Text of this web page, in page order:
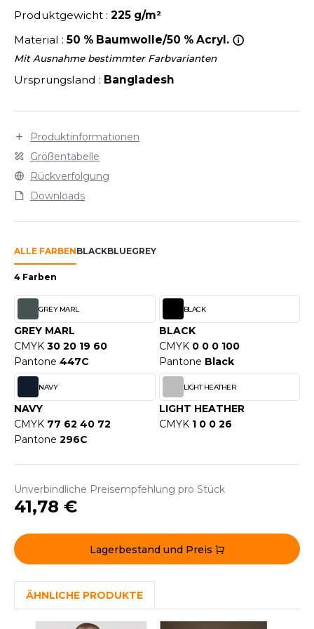
LABEL / TEAR AWAY
OF THE LOOM
OF THE LOOM VINTAGE
- BLANKS
COOL
HOODS
T'S
SERIE
Produktgewicht : 225 g/m²
Material : 50 % Baumwolle/50 % Acryl.
Mit Ausnahme bestimmter Farbvarianten
Ursprungsland : Bangladesh
Produktinformationen
Größentabelle
Rückverfolgung
Downloads
ALLE FARBENBLACKBLUEGREY
4 Farben
GREY MARL
GREY MARL
CMYK 30 20 19 60
Pantone 447C
BLACK
BLACK
CMYK 0 0 0 100
Pantone Black
NAVY
NAVY
CMYK 77 62 40 72
Pantone 296C
LIGHT HEATHER
LIGHT HEATHER
CMYK 1 0 0 26
Unverbindliche Preisempfehlung pro Stück
41,78 €
Lagerbestand und Preis
ÄHNLICHE PRODUKTE